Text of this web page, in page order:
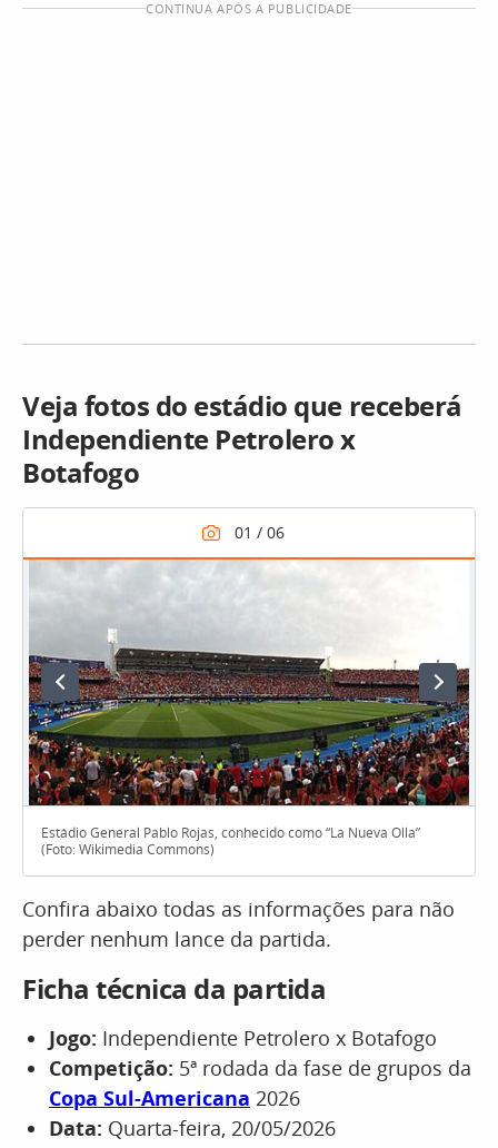
CONTINUA APÓS A PUBLICIDADE
Veja fotos do estádio que receberá
Independiente Petrolero x
Botafogo
Estádio General Pablo Rojas, conhecido como “La Nueva Olla”
(Foto: Wikimedia Commons)
Confira abaixo todas as informações para não
perder nenhum lance da partida.
Ficha técnica da partida
Jogo: Independiente Petrolero x Botafogo
Competição: 5ª rodada da fase de grupos da
Copa Sul-Americana 2026
Data: Quarta-feira, 20/05/2026